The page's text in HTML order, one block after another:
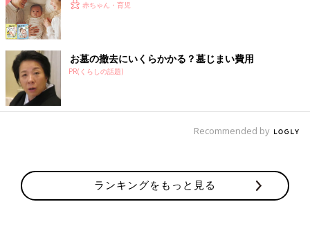
赤ちゃん・育児
お墓の撤去にいくらかかる？墓じまい費用
PR(くらしの話題)
Recommended by
ランキングをもっと見る